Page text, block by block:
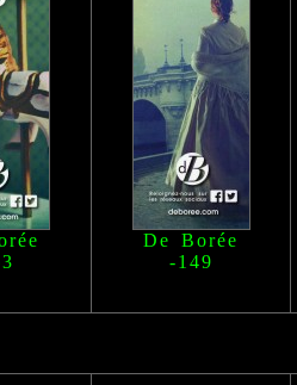
De Borée
-149